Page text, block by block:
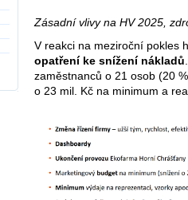
Zásadní vlivy na HV 2025,
V reakci na meziroční pokles
opatření ke snížení nákladů
zaměstnanců o 21 osob (20
o 23 mil. Kč na minimum a